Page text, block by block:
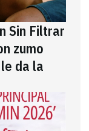
Sin Filtrar
zumo
da la